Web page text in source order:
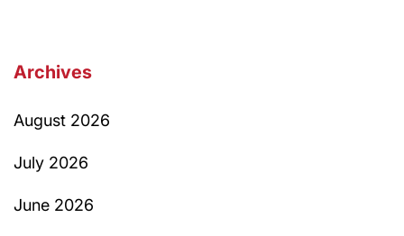
Archives
August 2026
July 2026
June 2026